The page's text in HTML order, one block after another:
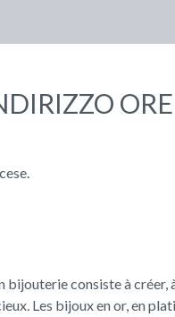
consiste à créer,
Les bijoux en or, en